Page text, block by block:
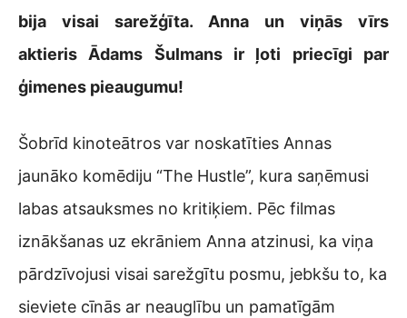
bija visai sarežģīta. Anna un viņās vīrs
aktieris Ādams Šulmans ir ļoti priecīgi par
ģimenes pieaugumu!
Šobrīd kinoteātros var noskatīties Annas
jaunāko komēdiju “The Hustle”, kura saņēmusi
labas atsauksmes no kritiķiem. Pēc filmas
iznākšanas uz ekrāniem Anna atzinusi, ka viņa
pārdzīvojusi visai sarežgītu posmu, jebkšu to, ka
sieviete cīnās ar neauglību un pamatīgām